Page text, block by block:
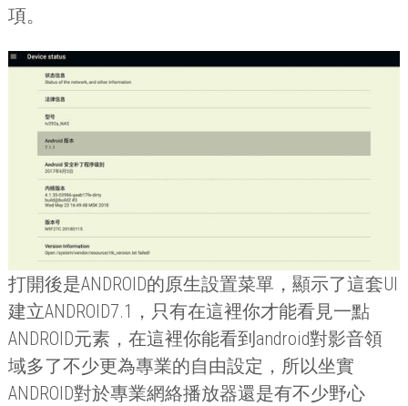
項。
打開後是ANDROID的原生設置菜單，顯示了這套UI
建立ANDROID7.1 ，只有在這裡你才能看見一點
ANDROID元素，在這裡你能看到 android對影音領
域多了不少更為專業的自由設定，所以坐實
ANDROID對於專業網絡播放器還是有不少野心